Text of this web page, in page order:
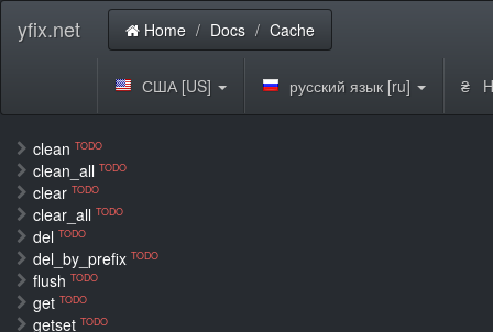
yfix.net Home Docs Cache
США [US] русский язык [ru] ₴
clean TODO
clean_all TODO
clear TODO
clear_all TODO
del TODO
del_by_prefix TODO
flush TODO
get TODO
getset TODO